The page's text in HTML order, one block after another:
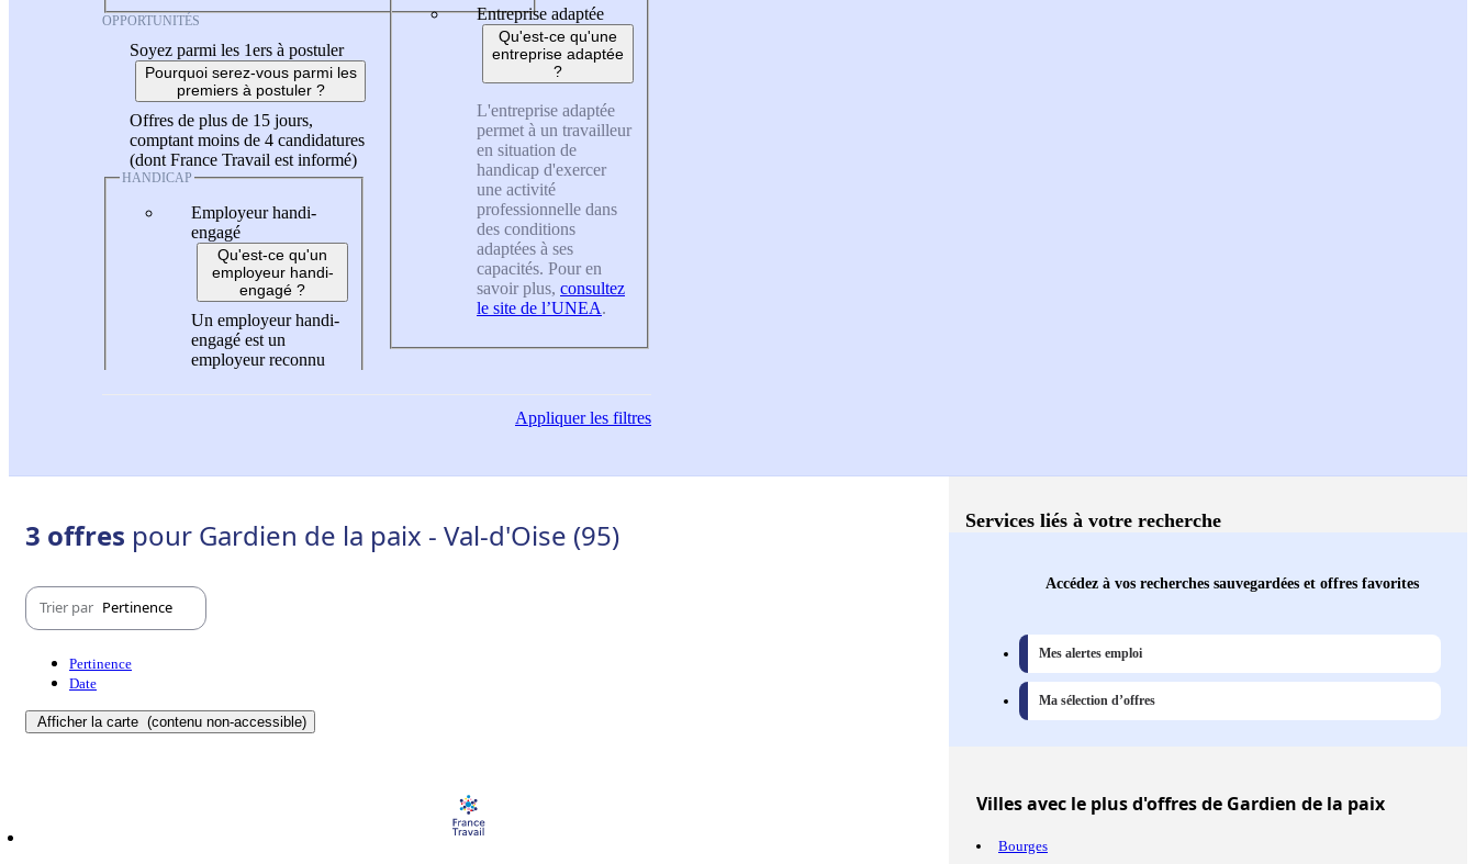
OPPORTUNITÉS
Soyez parmi les 1ers à postuler
Pourquoi serez-vous parmi les
premiers à postuler ?
Offres de plus de 15 jours,
comptant moins de 4 candidatures
(dont France Travail est informé)
HANDICAP
Employeur handi-
engagé
Qu'est-ce qu'un
employeur handi-
engagé ?
Un employeur handi-
engagé est un
employeur reconnu
Entreprise adaptée
Qu'est-ce qu'une
entreprise adaptée
?
L'entreprise adaptée
permet à un travailleur
en situation de
handicap d'exercer
une activité
professionnelle dans
des conditions
adaptées à ses
capacités. Pour en
savoir plus, consultez
le site de l’UNEA.
Appliquerles filtres
3 offres pour Gardien de la paix - Val-d'Oise (95)
Trier par Pertinence
Pertinence
Date
Afficher la carte (contenu non-accessible)
Services liés à votre recherche
Accédez à vos recherches sauvegardées et offres favorites
Mes alertes emploi
Ma sélection d’offres
Villesavec le plus d'offres de Gardien de la paix
Bourges